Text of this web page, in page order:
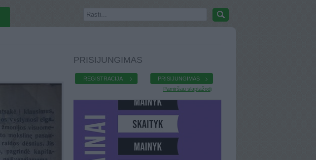
PRISIJUNGIMAS
REGISTRACIJA
PRISIJUNGIMAS
Pamiršau slaptažodį